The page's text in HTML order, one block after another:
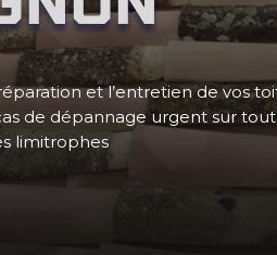
et l’entretien de vos
de dépannage urgent sur
limitrophes